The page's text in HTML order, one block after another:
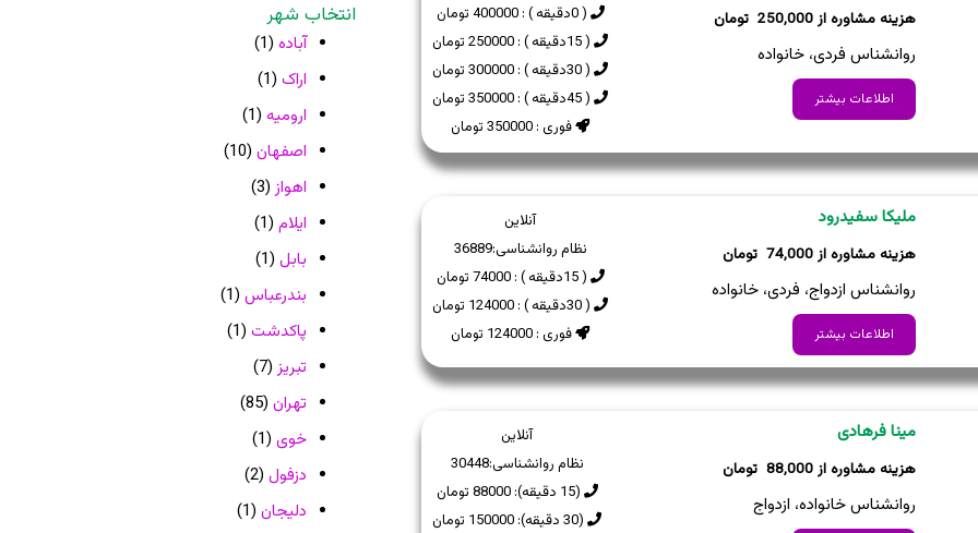
( 0دقیقه ) : 400000 تومان
( 15دقیقه ) : 250000 تومان
( 30دقیقه ) : 300000 تومان
( 45دقیقه ) : 350000 تومان
فوری : 350000 تومان
250,000
روانشناس فردی، خانواده
اطلاعات بیشتر
آنلاین
نظام روانشناسی:36889
( 15دقیقه ) : 74000 تومان
( 30دقیقه ) : 124000 تومان
فوری : 124000 تومان
ملیکا سفیدرود
74,000
روانشناس ازدواج، فردی، خانواده
اطلاعات بیشتر
آنلاین
نظام روانشناسی:30448
(15 دقیقه): 88000 تومان
(30 دقیقه): 150000 تومان
مینا فرهادی
88,000
روانشناس خانواده، ازدواج
انتخاب شهر
آباده (1)
اراک (1)
ارومیه (1)
اصفهان (10)
اهواز (3)
ایلام (1)
بابل (1)
بندرعباس (1)
پاکدشت (1)
تبریز (7)
تهران (85)
خوی (1)
دزفول (2)
دلیجان (1)